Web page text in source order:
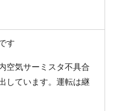
す
空気サーミスタ不具合
しています。運転は継